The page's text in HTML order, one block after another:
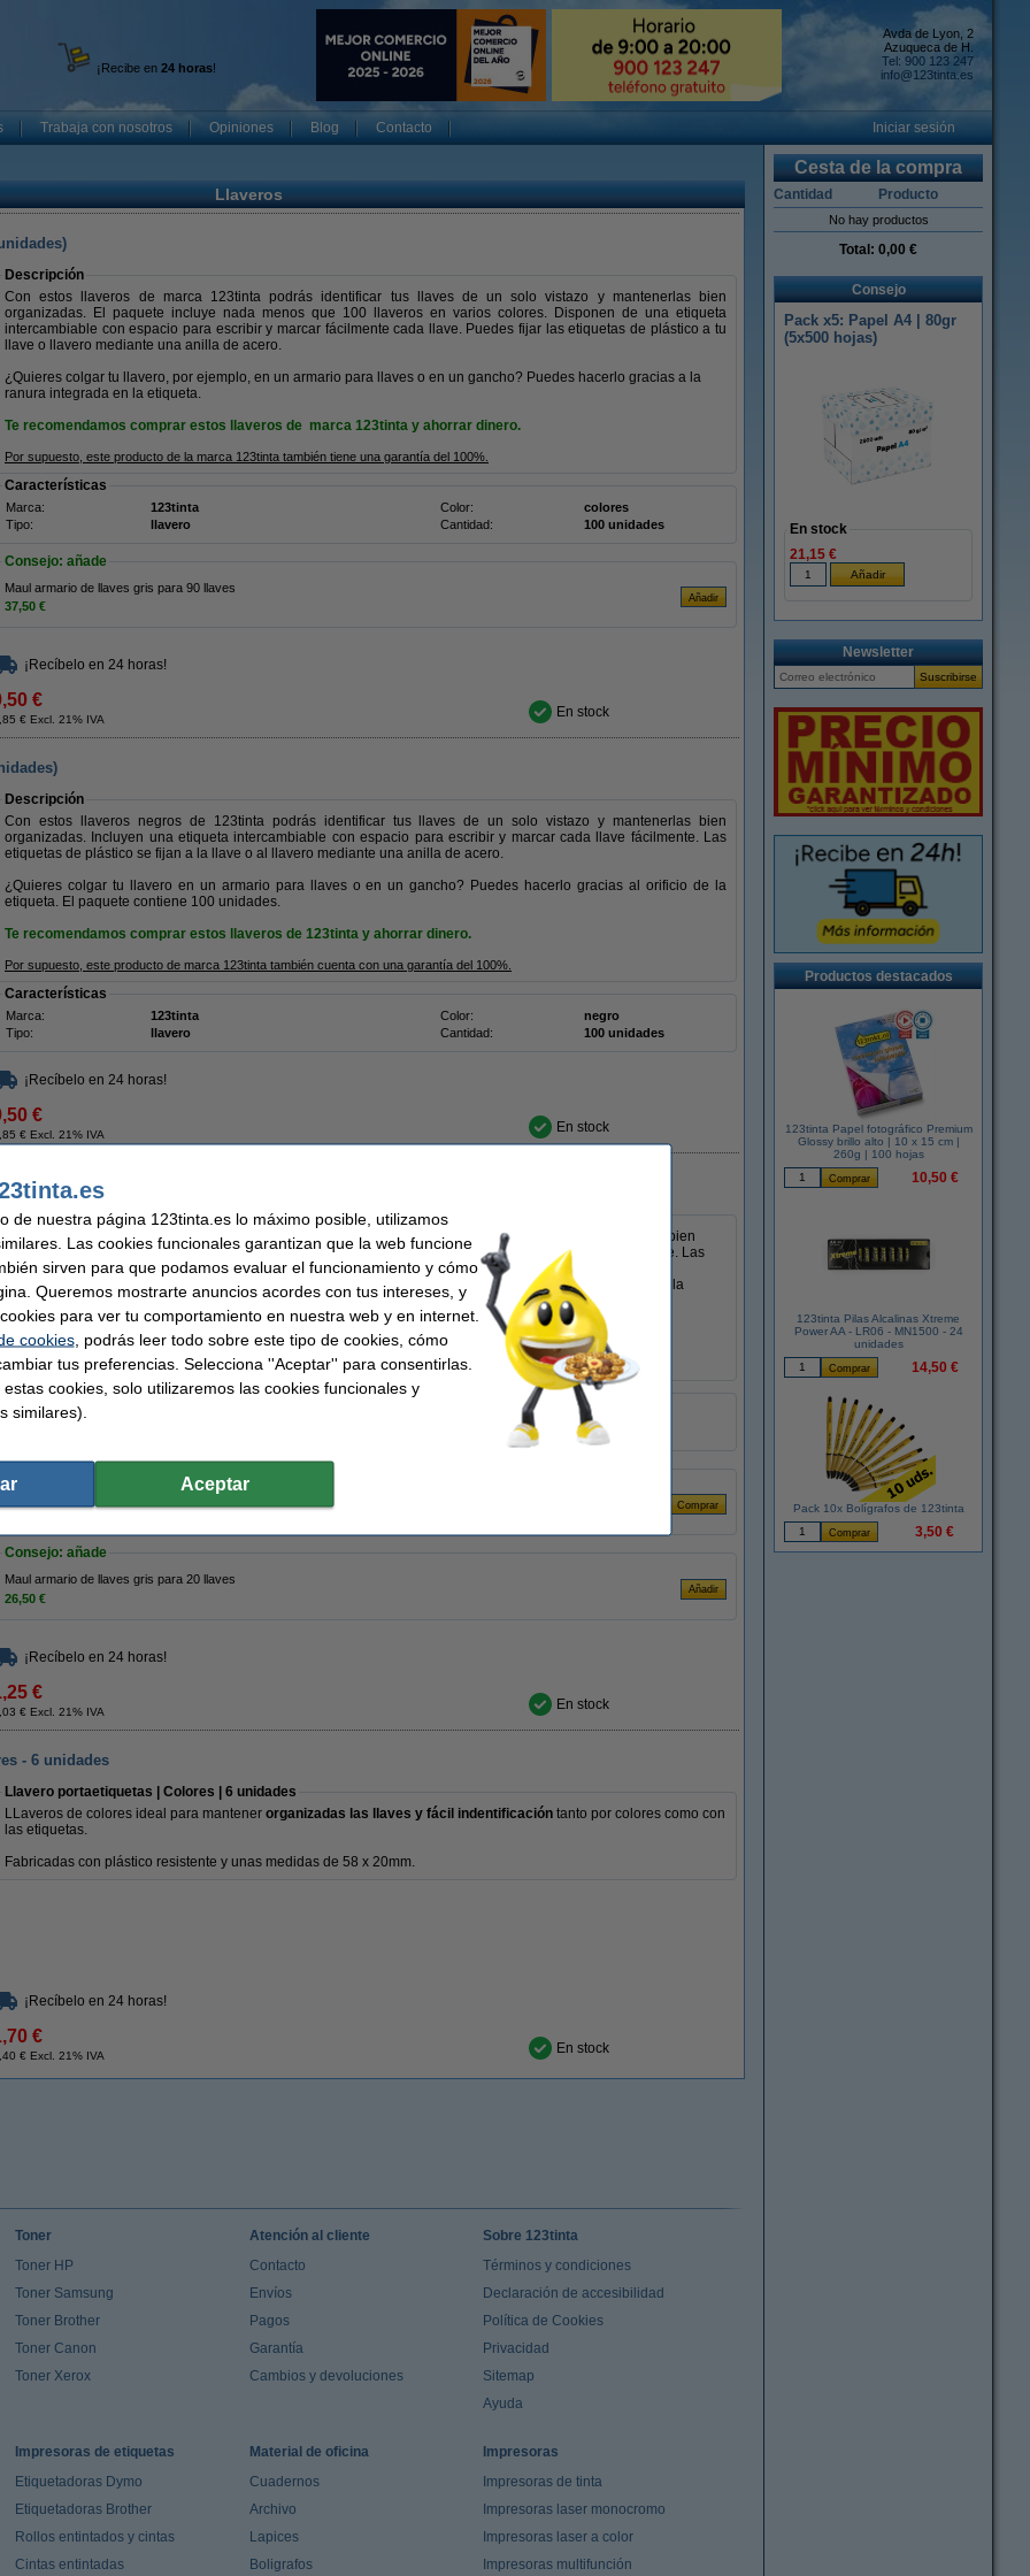
¡Recibe en 24 horas!
Avda de Lyon, 2
Azuqueca de H.
Tel: 900 123 247
info@123tinta.es
Trabaja con nosotros Opiniones Blog Contacto Iniciar sesión
Llaveros
Descripción
Con estos llaveros de marca 123tinta podrás identificar tus llaves de un solo vistazo y mantenerlas bien
organizadas. El paquete incluye nada menos que 100 llaveros en varios colores. Disponen de una etiqueta
intercambiable con espacio para escribir y marcar fácilmente cada llave. Puedes fijar las etiquetas de plástico a tu
llave o llavero mediante una anilla de acero.
¿Quieres colgar tu llavero, por ejemplo, en un armario para llaves o en un gancho? Puedes hacerlo gracias a la
ranura integrada en la etiqueta.
Te recomendamos comprar estos llaveros de marca 123tinta y ahorrar dinero.
Por supuesto, este producto de la marca 123tinta también tiene una garantía del 100%.
Características
Marca: 123tinta Color:
colores
Tipo:
llavero Cantidad: 100 unidades
Consejo: añade
Maul armario de llaves gris para 90 llaves
37,50 €
¡Recíbelo en 24 horas!
€
€ Excl. 21% IVA En stock
Descripción
Con estos llaveros negros de 123tinta podrás identificar tus llaves de un solo vistazo y mantenerlas bien
organizadas. Incluyen una etiqueta intercambiable con espacio para escribir y marcar cada llave fácilmente. Las
etiquetas de plástico se fijan a la llave o al llavero mediante una anilla de acero.
¿Quieres colgar tu llavero en un armario para llaves o en un gancho? Puedes hacerlo gracias al orificio de la
etiqueta. El paquete contiene 100 unidades.
Te recomendamos comprar estos llaveros de 123tinta y ahorrar dinero.
Por supuesto, este producto de marca 123tinta también cuenta con una garantía del 100%.
Características
Marca: 123tinta Color:
negro
Tipo:
llavero Cantidad: 100 unidades
¡Recíbelo en 24 horas!
€
€ Excl. 21% IVA En stock
Descripción
Con este surtido de diez llaveros de 123tinta podrás identificar tus llaves de un solo vistazo y mantenerlas bien
organizadas. Incluyen una etiqueta intercambiable con espacio para escribir y marcar cada llave fácilmente. Las
etiquetas de plástico se fijan a la llave o al llavero mediante una anilla de acero.
¿Quieres colgar el llavero en un armario para llaves o en un gancho? Puedes hacerlo gracias al orificio de la
etiqueta.
Te recomendamos adquirir estos llaveros de marca 123tinta y ahorrar dinero.
Este producto marca 123tinta incluye garantía del 100%. 1-2-3 ¡sin preocupaciones!
Características
Marca:
colores
10 unidades
123tinta llaveros surtidos (100 unidades)
9,50 €
Consejo: añade
Maul armario de llaves gris para 20 llaves
26,50 €
¡Recíbelo en 24 horas!
€
€ Excl. 21% IVA En stock
- 6 unidades
Llavero portaetiquetas | Colores | 6 unidades
LLaveros de colores ideal para mantener organizadas las llaves y fácil indentificación tanto por colores como con
las etiquetas.
Fabricadas con plástico resistente y unas medidas de 58 x 20mm.
¡Recíbelo en 24 horas!
€
€ Excl. 21% IVA En stock
Cesta de la compra
Cantidad Producto
No hay productos
Total: 0,00 €
Consejo
Pack x5: Papel A4 | 80gr
(5x500 hojas)
En stock
21,15 €
Newsletter
Productos destacados
123tinta Papel fotográfico Premium
Glossy brillo alto | 10 x 15 cm |
260g | 100 hojas
10,50 €
123tinta Pilas Alcalinas Xtreme
Power AA - LR06 - MN1500 - 24
unidades
14,50 €
Pack 10x Bolígrafos de 123tinta
3,50 €
Toner
Toner HP
Toner Samsung
Toner Brother
Toner Canon
Toner Xerox
Atención al cliente
Contacto
Envíos
Pagos
Garantía
Cambios y devoluciones
Sobre 123tinta
Términos y condiciones
Declaración de accesibilidad
Política de Cookies
Privacidad
Sitemap
Ayuda
Impresoras de etiquetas
Etiquetadoras Dymo
Etiquetadoras Brother
Rollos entintados y cintas
Cintas entintadas
Material de oficina
Cuadernos
Archivo
Lapices
Boligrafos
Impresoras
Impresoras de tinta
Impresoras laser monocromo
Impresoras laser a color
Impresoras multifunción
de nuestra página 123tinta.es lo máximo posible, utilizamos
Las cookies funcionales garantizan que la web funcione
sirven para que podamos evaluar el funcionamiento y cómo
Queremos mostrarte anuncios acordes con tus intereses, y
para ver tu comportamiento en nuestra web y en internet.
cookies, podrás leer todo sobre este tipo de cookies, cómo
tus preferencias. Selecciona ''Aceptar'' para consentirlas.
cookies, solo utilizaremos las cookies funcionales y
similares).
Aceptar